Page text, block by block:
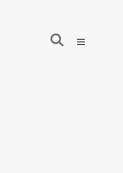
open
search
open